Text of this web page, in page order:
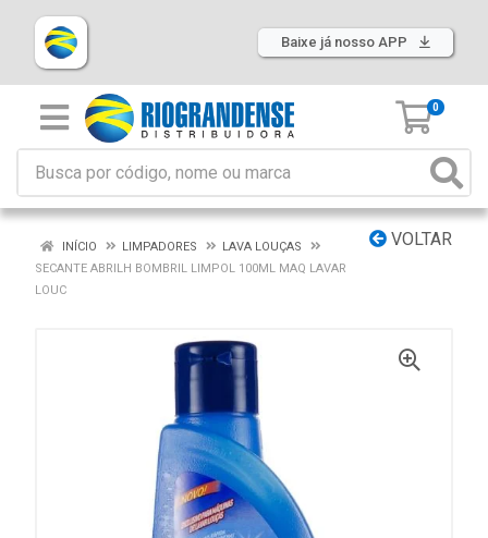
Baixe já nosso APP
0
VOLTAR
INÍCIO LIMPADORES
LAVA LOUÇAS
SECANTE ABRILH BOMBRIL LIMPOL 100ML MAQ LAVAR
LOUC